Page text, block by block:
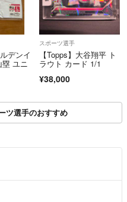
デンイ
ユニ
スポーツ選手
【Topps】大谷翔平 ト
ラウト カード 1/1
¥38,000
ツ選手のおすすめ